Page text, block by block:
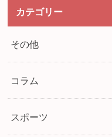
カテゴリー
その他
コラム
スポーツ